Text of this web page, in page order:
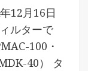
12月16日
ルターで
100・
40） タ